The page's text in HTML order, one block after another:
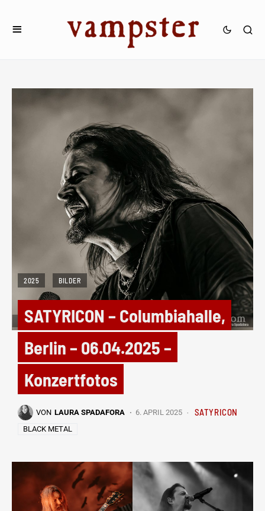
2025 BILDER
SATYRICON – Columbiahalle,
Berlin – 06.04.2025 –
Konzertfotos
VON LAURA SPADAFORA 6. APRIL 2025 SATYRICON
BLACK METAL